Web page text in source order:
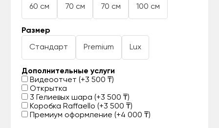
60 см 70 см 70 см 100 см
Размер
Стандарт Premium Lux
Дополнительные услуги
Видеоотчет (+3 500 ₸)
Открытка
3 Гелиевых шара (+3 500 ₸)
Коробка Raffaello (+3 500 ₸)
Премиум оформление (+4 000 ₸)